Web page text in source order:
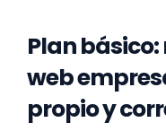
Plan
web
propio y